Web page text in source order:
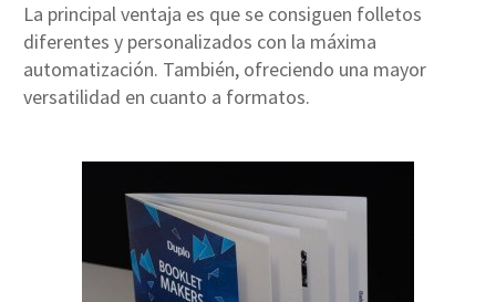
La principal ventaja es que se consiguen folletos
diferentes y personalizados con la máxima
automatización. También, ofreciendo una mayor
versatilidad en cuanto a formatos.